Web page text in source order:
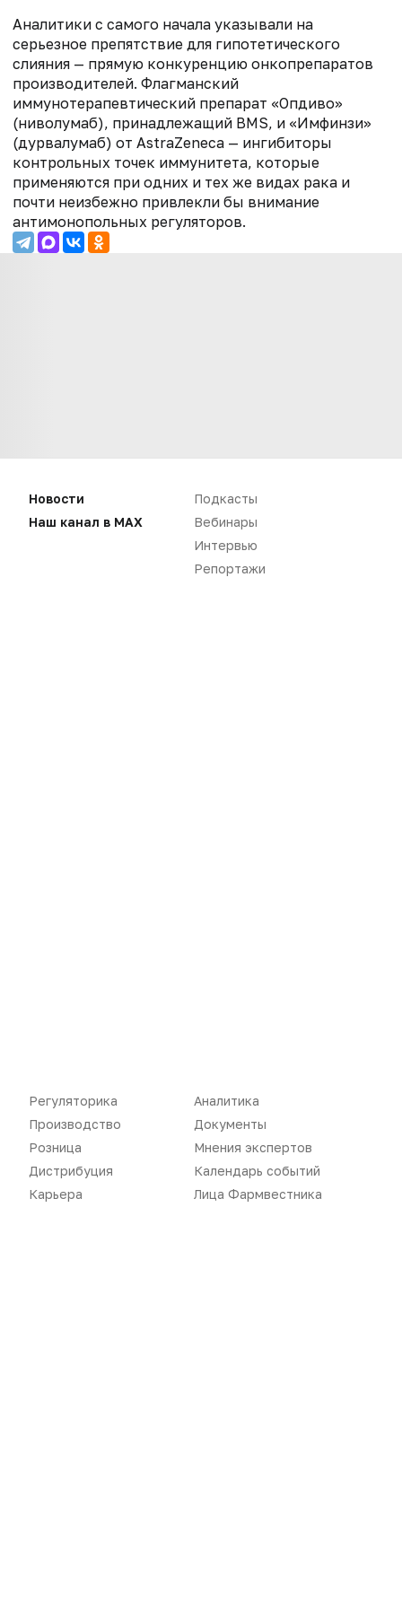
Аналитики с самого начала указывали на
серьезное препятствие для гипотетического
слияния — прямую конкуренцию онкопрепаратов
производителей. Флагманский
иммунотерапевтический препарат «Опдиво»
(ниволумаб), принадлежащий BMS, и «Имфинзи»
(дурвалумаб) от AstraZeneca — ингибиторы
контрольных точек иммунитета, которые
применяются при одних и тех же видах рака и
почти неизбежно привлекли бы внимание
антимонопольных регуляторов.
Нет комментариев
Вы не можете оставлять
авторизуйтесь
Карьера
Аналитика
Документы
Оформить подписку
Архив номеров
Реклама в газете
Новости
Наш канал в MAX
Подкасты
Вебинары
Интервью
Репортажи
Регуляторика
Производство
Розница
Дистрибуция
Карьера
Аналитика
Документы
Мнения экспертов
Календарь событий
Лица Фармвестника